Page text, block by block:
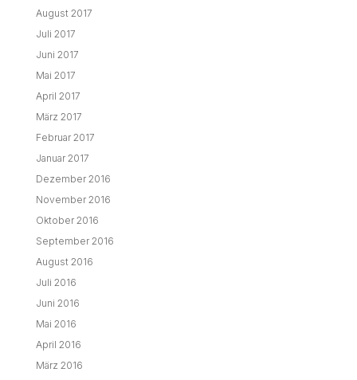
August 2017
Juli 2017
Juni 2017
Mai 2017
April 2017
März 2017
Februar 2017
Januar 2017
Dezember 2016
November 2016
Oktober 2016
September 2016
August 2016
Juli 2016
Juni 2016
Mai 2016
April 2016
März 2016